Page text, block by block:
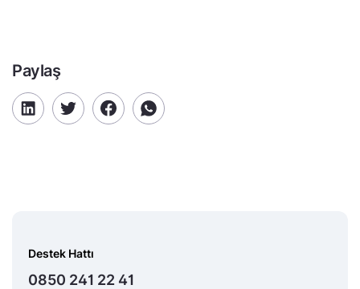
Paylaş
Destek Hattı
0850 241 22 41